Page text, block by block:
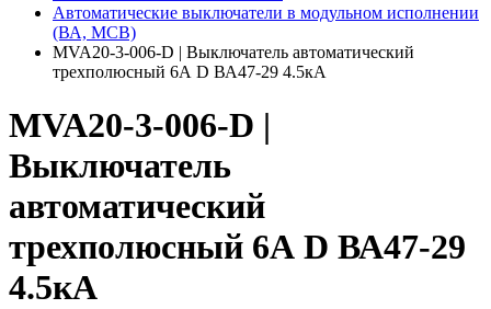
Автоматические выключатели в модульном исполнении
(ВА, MCB)
MVA20-3-006-D | Выключатель автоматический
трехполюсный 6А D ВА47-29 4.5кА
MVA20-3-006-D |
Выключатель
автоматический
трехполюсный 6А D ВА47-29
4.5кА